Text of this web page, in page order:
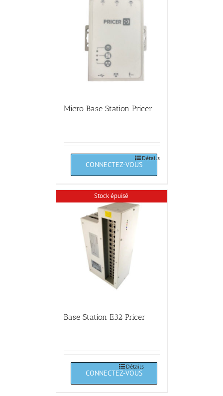
Micro Base Station Pricer
Détails
Stock épuisé
Base Station E32 Pricer
Détails